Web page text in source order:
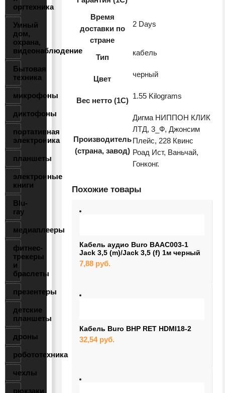
оргтехника
Умный
дом,
охрана,
видеонаблюдение
Бытовая
техника
микрофоны
диктофоны
портативная
электроника
планшеты
электронные
книги
Blu-
ray
медиаплееры
фитнес-
трекеры
и
браслеты
презентеры
детские
планшеты
дроны
робототехника
чехлы
рюкзаки
Время
доставки по
стране
2 Days
Тип
кабель
Цвет
черный
Вес нетто (1С)
1.55 Kilograms
Производитель
(страна, завод)
Дигма НИППОН КЛИК
ЛТД, 3_Ф, Джонсим
Плейс, 228 Квинс
Роад Ист, Ваньчай,
Гонконг.
Похожие товары
Кабель аудио Buro BAAC003-1
Jack 3,5 (m)/Jack 3,5 (f) 1м черный
7,88 руб.
Кабель Buro BHP RET HDMI18-2
32,54 руб.